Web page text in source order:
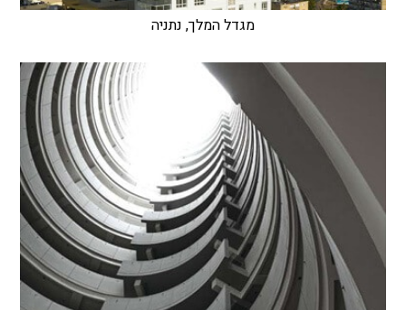
מגדל המלך, נתניה